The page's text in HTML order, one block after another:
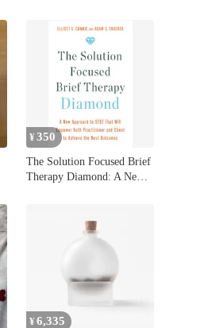
¥350
The Solution Focused Brief
Therapy Diamond: A New
¥6,335